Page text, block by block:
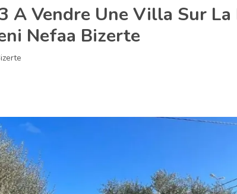
A Vendre Une Villa Sur La
Nefaa Bizerte